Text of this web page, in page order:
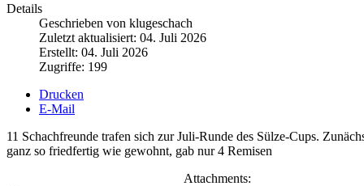
Details
Geschrieben von klugeschach
Zuletzt aktualisiert: 04. Juli 2026
Erstellt: 04. Juli 2026
Zugriffe: 199
Drucken
E-Mail
11 Schachfreunde trafen sich zur Juli-Runde des Sülze-Cups.
ganz so friedfertig wie gewohnt, gab nur 4 Remisen
Attachments: